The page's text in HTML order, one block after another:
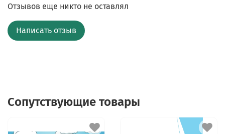
Отзывов еще никто не оставлял
Написать отзыв
Сопутствующие товары